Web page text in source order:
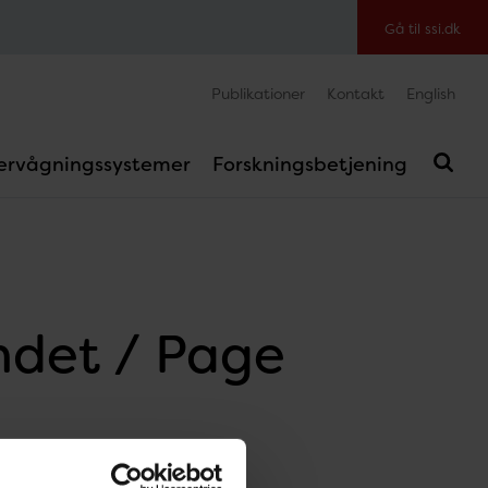
Gå til ssi.dk
Forskningsbetjening
Publikationer Kontakt English
/ Page